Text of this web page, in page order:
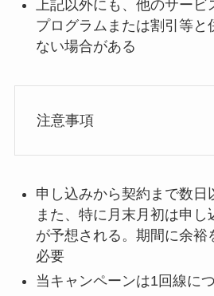
上記以外にも、他のサービ
プログラムまたは割引等と
ない場合がある
注意事項
申し込みから契約まで数日
また、特に月末月初は申
が予想される。期間に余裕
必要
当キャンペーンは1回線に